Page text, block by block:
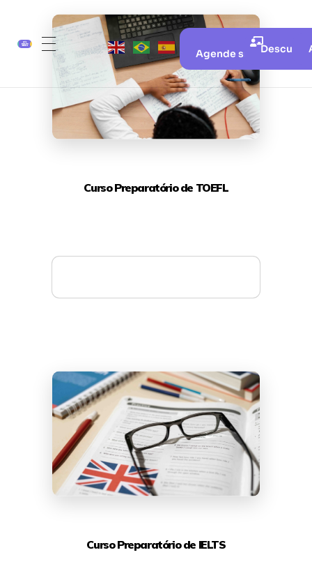
Agende sua aulaDescubra
Curso Preparatório de TOEFL
Curso Preparatório de IELTS